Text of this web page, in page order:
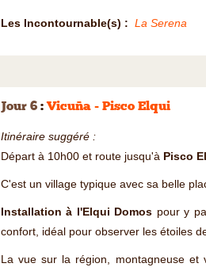
Les Incontournable(s) : La Serena
Jour 6: Vicuña - Pisco Elqui
Itinéraire suggéré :
Départ à 10h00 et route jusqu'à Pisco
C'est un village typique avec sa belle
Installation à l'Elqui Domos pour y
confort, idéal pour observer les étoiles
La vue sur la région, montagneuse et